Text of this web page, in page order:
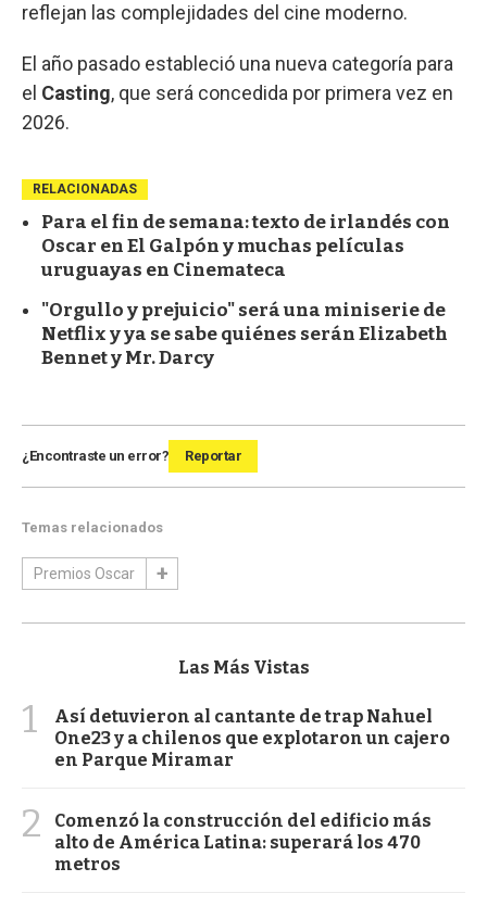
reflejan las complejidades del cine moderno.
El año pasado estableció una nueva categoría para
el Casting, que será concedida por primera vez en
2026.
RELACIONADAS
Para el fin de semana: texto de irlandés con
Oscar en El Galpón y muchas películas
uruguayas en Cinemateca
"Orgullo y prejuicio" será una miniserie de
Netflix y ya se sabe quiénes serán Elizabeth
Bennet y Mr. Darcy
¿Encontraste un error? Reportar
Temas relacionados
Premios Oscar
Las Más Vistas
1
Así detuvieron al cantante de trap Nahuel
One23 y a chilenos que explotaron un cajero
en Parque Miramar
2
Comenzó la construcción del edificio más
alto de América Latina: superará los 470
metros